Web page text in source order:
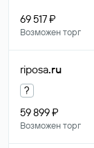
69 517 ₽
Возможен торг
riposa.ru
?
59 899 ₽
Возможен торг